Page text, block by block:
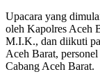
Upacara yang
oleh Kapolres Aceh
M.I.K., dan diikuti
Aceh Barat,
Cabang Aceh Barat.